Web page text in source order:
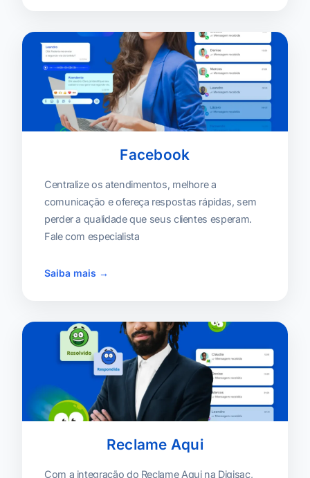
Facebook
Centralize os atendimentos, melhore a
comunicação e ofereça respostas rápidas, sem
perder a qualidade que seus clientes esperam.
Fale com especialista
Saiba mais →
Reclame Aqui
Com a integração do Reclame Aqui na Digisac,